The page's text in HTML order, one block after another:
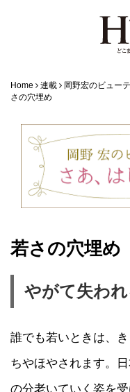
Home 連載 岡野宏のビュー
さの穴埋め
若さの穴埋め
やがて失われ
誰でも若いときは、
ちやほやされます。
の分老いていく姿を